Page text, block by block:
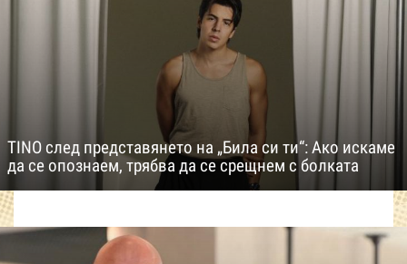
TINO след представянето на „Била си ти“: Ако искаме
да се опознаем, трябва да се срещнем с болката